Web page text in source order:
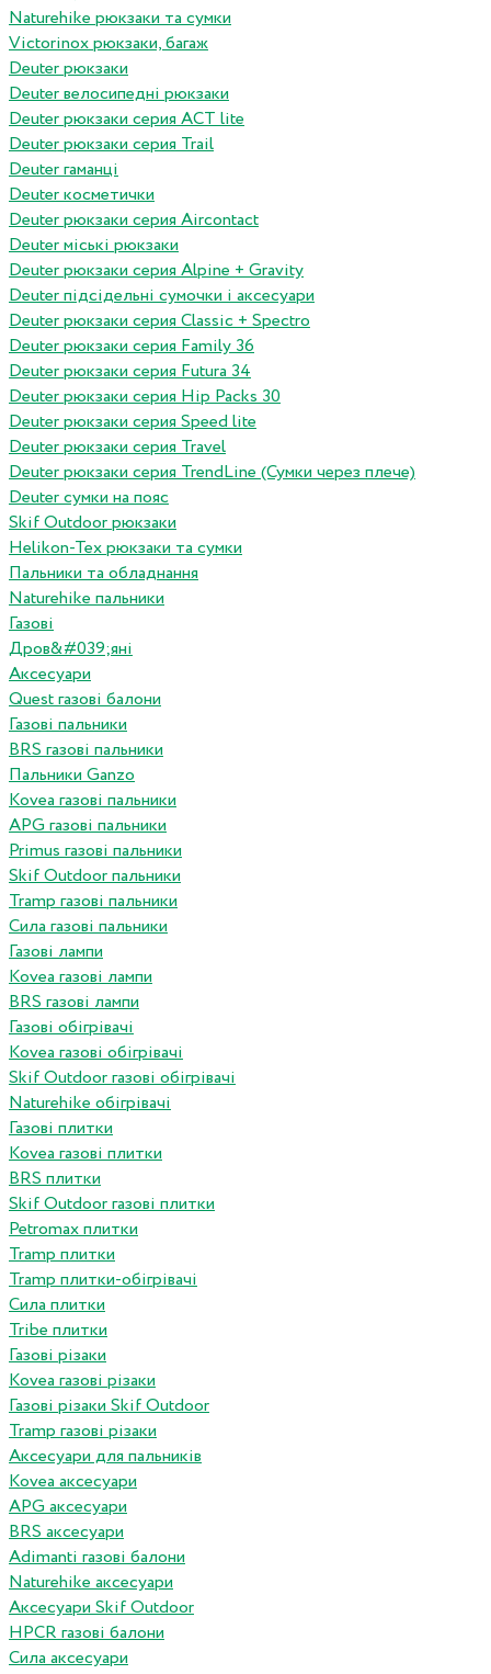
Naturehike рюкзаки та сумки
Victorinox рюкзаки, багаж
Deuter рюкзаки
Deuter велосипедні рюкзаки
Deuter рюкзаки серия ACT lite
Deuter рюкзаки серия Trail
Deuter гаманці
Deuter косметички
Deuter рюкзаки серия Aircontact
Deuter міські рюкзаки
Deuter рюкзаки серия Alpine + Gravity
Deuter підсідельні сумочки і аксесуари
Deuter рюкзаки серия Classic + Spectro
Deuter рюкзаки серия Family 36
Deuter рюкзаки серия Futura 34
Deuter рюкзаки серия Hip Packs 30
Deuter рюкзаки серия Speed lite
Deuter рюкзаки серия Travel
Deuter рюкзаки серия TrendLine (Сумки через плече)
Deuter сумки на пояс
Skif Outdoor рюкзаки
Helikon-Tex рюкзаки та сумки
Пальники та обладнання
Naturehike пальники
Газові
Дров&#039;яні
Аксесуари
Quest газові балони
Газові пальники
BRS газові пальники
Пальники Ganzo
Kovea газові пальники
APG газові пальники
Primus газові пальники
Skif Outdoor пальники
Tramp газові пальники
Сила газові пальники
Газові лампи
Kovea газові лампи
BRS газові лампи
Газові обігрівачі
Kovea газові обігрівачі
Skif Outdoor газові обігрівачі
Naturehike обігрівачі
Газові плитки
Kovea газові плитки
BRS плитки
Skif Outdoor газові плитки
Petromax плитки
Tramp плитки
Tramp плитки-обігрівачі
Сила плитки
Tribe плитки
Газові різаки
Kovea газові різаки
Газові різаки Skif Outdoor
Tramp газові різаки
Аксесуари для пальників
Kovea аксесуари
APG аксесуари
BRS аксесуари
Adimanti газові балони
Naturehike аксесуари
Аксесуари Skif Outdoor
HPCR газові балони
Сила аксесуари